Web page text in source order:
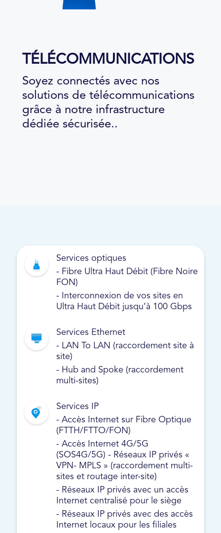
TÉLÉCOMMUNICATIONS
Soyez connectés avec nos
solutions de télécommunications
grâce à notre infrastructure
dédiée sécurisée..
Services optiques
- Fibre Ultra Haut Débit (Fibre Noire
FON)
- Interconnexion de vos sites en
Ultra Haut Débit jusqu’à 100 Gbps
Services Ethernet
- LAN To LAN (raccordement site à
site)
- Hub and Spoke (raccordement
multi-sites)
Services IP
- Accès Internet sur Fibre Optique
(FTTH/FTTO/FON)
- Accès Internet 4G/5G
(SOS4G/5G) - Réseaux IP privés «
VPN- MPLS » (raccordement multi-
sites et routage inter-site)
- Réseaux IP privés avec un accès
Internet centralisé pour le siège
- Réseaux IP privés avec des accès
Internet locaux pour les filiales